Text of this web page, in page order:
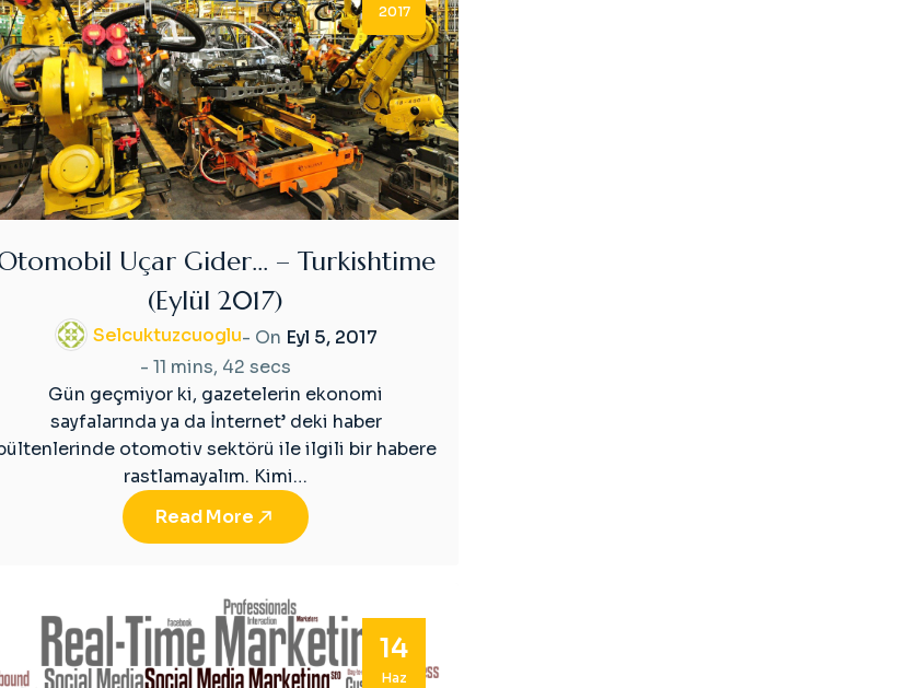
2017
Uçar Gider… – Turkishtime
(Eylül 2017)
Selcuktuzcuoglu- On Eyl 5, 2017
- 11 mins, 42 secs
Gün geçmiyor ki, gazetelerin ekonomi
sayfalarında ya da İnternet’ deki haber
otomotiv sektörü ile ilgili bir habere
rastlamayalım. Kimi…
Read More
14
Haz